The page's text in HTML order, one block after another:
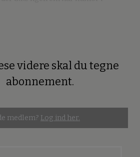
videre skal du tegne
abonnement.
medlem? Log ind her.